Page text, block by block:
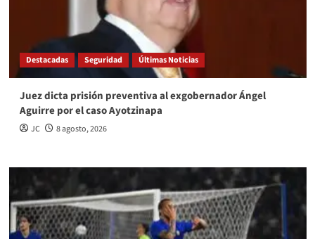
Destacadas Seguridad Últimas Noticias
Juez dicta prisión preventiva al exgobernador Ángel
Aguirre por el caso Ayotzinapa
JC 8 agosto, 2026